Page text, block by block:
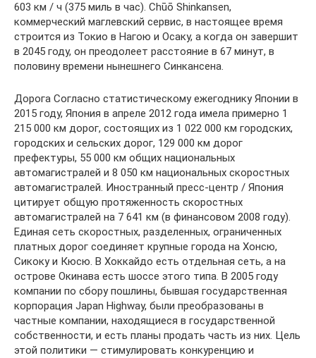
603 км / ч (375 миль в час). Chūō Shinkansen,
коммерческий маглевский сервис, в настоящее время
строится из Токио в Нагою и Осаку, а когда он завершит
в 2045 году, он преодолеет расстояние в 67 минут, в
половину времени нынешнего Синкансена.
Дорога Согласно статистическому ежегоднику Японии в
2015 году, Япония в апреле 2012 года имела примерно 1
215 000 км дорог, состоящих из 1 022 000 км городских,
городских и сельских дорог, 129 000 км дорог
префектуры, 55 000 км общих национальных
автомагистралей и 8 050 км национальных скоростных
автомагистралей. Иностранный пресс-центр / Япония
цитирует общую протяженность скоростных
автомагистралей на 7 641 км (в финансовом 2008 году).
Единая сеть скоростных, разделенных, ограниченных
платных дорог соединяет крупные города на Хонсю,
Сикоку и Кюсю. В Хоккайдо есть отдельная сеть, а на
острове Окинава есть шоссе этого типа. В 2005 году
компании по сбору пошлины, бывшая государственная
корпорация Japan Highway, были преобразованы в
частные компании, находящиеся в государственной
собственности, и есть планы продать часть из них. Цель
этой политики — стимулировать конкуренцию и